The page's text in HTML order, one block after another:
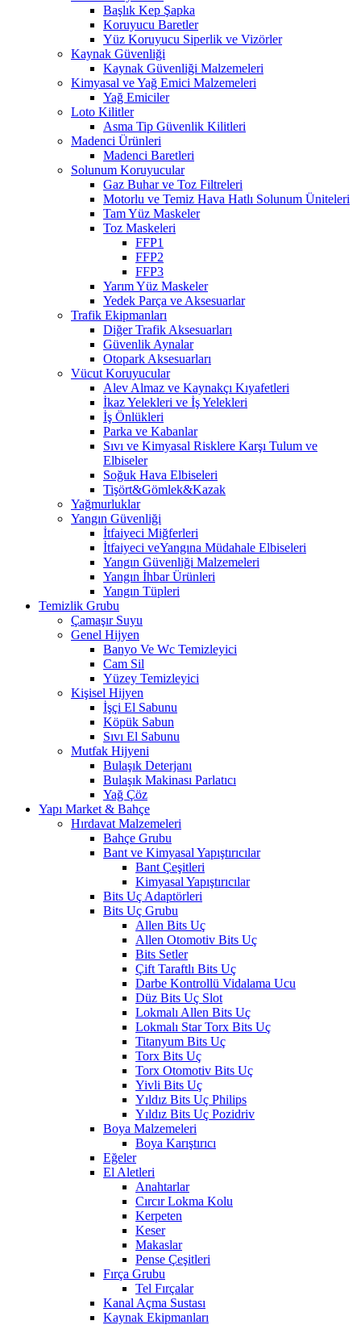
Başlık Kep Şapka
Koruyucu Baretler
Yüz Koruyucu Siperlik ve Vizörler
Kaynak Güvenliği
Kaynak Güvenliği Malzemeleri
Kimyasal ve Yağ Emici Malzemeleri
Yağ Emiciler
Loto Kilitler
Asma Tip Güvenlik Kilitleri
Madenci Ürünleri
Madenci Baretleri
Solunum Koruyucular
Gaz Buhar ve Toz Filtreleri
Motorlu ve Temiz Hava Hatlı Solunum Üniteleri
Tam Yüz Maskeler
Toz Maskeleri
FFP1
FFP2
FFP3
Yarım Yüz Maskeler
Yedek Parça ve Aksesuarlar
Trafik Ekipmanları
Diğer Trafik Aksesuarları
Güvenlik Aynalar
Otopark Aksesuarları
Vücut Koruyucular
Alev Almaz ve Kaynakçı Kıyafetleri
İkaz Yelekleri ve İş Yelekleri
İş Önlükleri
Parka ve Kabanlar
Sıvı ve Kimyasal Risklere Karşı Tulum ve
Elbiseler
Soğuk Hava Elbiseleri
Tişört&Gömlek&Kazak
Yağmurluklar
Yangın Güvenliği
İtfaiyeci Miğferleri
İtfaiyeci veYangına Müdahale Elbiseleri
Yangın Güvenliği Malzemeleri
Yangın İhbar Ürünleri
Yangın Tüpleri
Temizlik Grubu
Çamaşır Suyu
Genel Hijyen
Banyo Ve Wc Temizleyici
Cam Sil
Yüzey Temizleyici
Kişisel Hijyen
İşçi El Sabunu
Köpük Sabun
Sıvı El Sabunu
Mutfak Hijyeni
Bulaşık Deterjanı
Bulaşık Makinası Parlatıcı
Yağ Çöz
Yapı Market & Bahçe
Hırdavat Malzemeleri
Bahçe Grubu
Bant ve Kimyasal Yapıştırıcılar
Bant Çeşitleri
Kimyasal Yapıştırıcılar
Bits Uç Adaptörleri
Bits Uç Grubu
Allen Bits Uç
Allen Otomotiv Bits Uç
Bits Setler
Çift Taraftlı Bits Uç
Darbe Kontrollü Vidalama Ucu
Düz Bits Uç Slot
Lokmalı Allen Bits Uç
Lokmalı Star Torx Bits Uç
Titanyum Bits Uç
Torx Bits Uç
Torx Otomotiv Bits Uç
Yivli Bits Uç
Yıldız Bits Uç Philips
Yıldız Bits Uç Pozidriv
Boya Malzemeleri
Boya Karıştırıcı
Eğeler
El Aletleri
Anahtarlar
Cırcır Lokma Kolu
Kerpeten
Keser
Makaslar
Pense Çeşitleri
Fırça Grubu
Tel Fırçalar
Kanal Açma Sustası
Kaynak Ekipmanları